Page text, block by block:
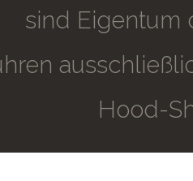
sind Eigentum
Hood-